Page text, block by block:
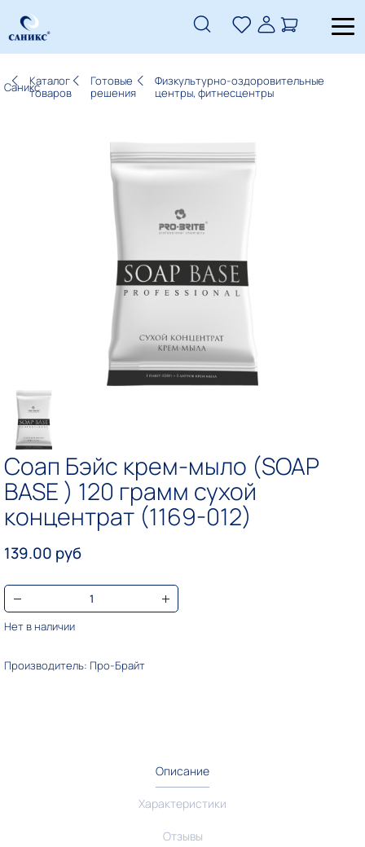
СаниксКаталог
товаров
Готовые
решения
Физкультурно-оздоровительные
центры, фитнесцентры
Соап Бэйс крем-мыло (SOAP
BASE ) 120 грамм сухой
концентрат (1169-012)
139.00 руб
Нет в наличии
Производитель: Про-Брайт
Описание
Характеристики
Отзывы